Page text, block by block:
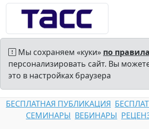
Мы сохраняем «куки» по
персонализировать сайт. Вы
это в настройках браузера
БЕСПЛАТНАЯ ПУБЛИКАЦИЯ
СЕМИНАРЫ ВЕБИНАРЫ